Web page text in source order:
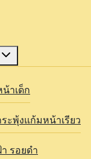
Expand
าเด็ก
ะพุ้งแก้มหน้าเรียว
รอยดำ